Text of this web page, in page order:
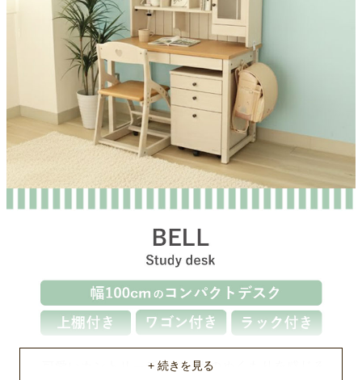
ウレタン塗装
チェアサイズ
42x53x78(cm)
ワゴンサイズ
40.5x42x58.3(cm)
原産国